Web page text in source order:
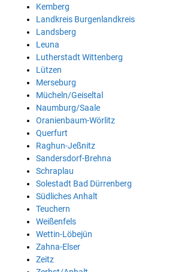
Kemberg
Landkreis Burgenlandkreis
Landsberg
Leuna
Lutherstadt Wittenberg
Lützen
Merseburg
Mücheln/Geiseltal
Naumburg/Saale
Oranienbaum-Wörlitz
Querfurt
Raghun-Jeßnitz
Sandersdorf-Brehna
Schraplau
Solestadt Bad Dürrenberg
Südliches Anhalt
Teuchern
Weißenfels
Wettin-Löbejün
Zahna-Elser
Zeitz